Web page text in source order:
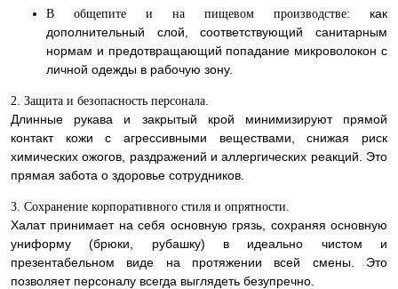
В общепите и на пищевом производстве: как
дополнительный слой, соответствующий санитарным
нормам и предотвращающий попадание микроволокон с
личной одежды в рабочую зону.
2. Защита и безопасность персонала.
Длинные рукава и закрытый крой минимизируют прямой
контакт кожи с агрессивными веществами, снижая риск
химических ожогов, раздражений и аллергических реакций. Это
прямая забота о здоровье сотрудников.
3. Сохранение корпоративного стиля и опрятности.
Халат принимает на себя основную грязь, сохраняя основную
униформу (брюки, рубашку) в идеально чистом и
презентабельном виде на протяжении всей смены. Это
позволяет персоналу всегда выглядеть безупречно.